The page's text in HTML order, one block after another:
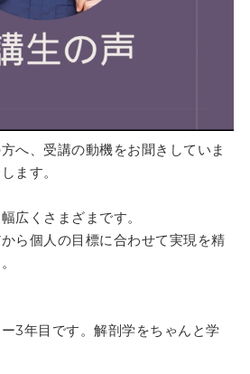
へ、受講の動機をお聞きしていま
ます。
広くさまざまです。
ら個人の目標に合わせて実現を精
3年目です。解剖学をちゃんと学